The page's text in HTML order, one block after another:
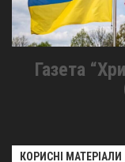
Газета
КОРИСНІ МАТЕРІАЛИ